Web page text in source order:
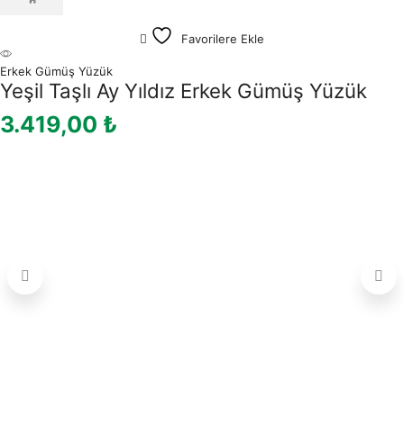
Favorilere Ekle
Erkek Gümüş Yüzük
Yeşil Taşlı Ay Yıldız Erkek Gümüş Yüzük
3.419,00 ₺